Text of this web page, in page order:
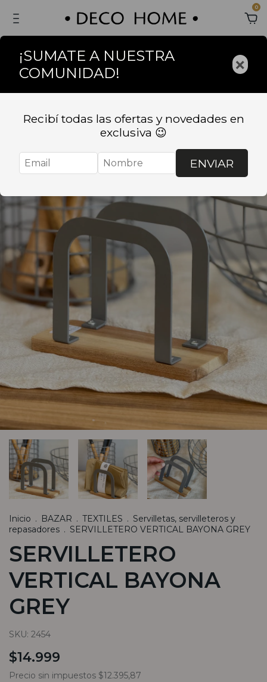
0
Inicio . BAZAR . TEXTILES . Servilletas, servilleteros y
repasadores . SERVILLETERO VERTICAL BAYONA GREY
SERVILLETERO
VERTICAL BAYONA
GREY
SKU: 2454
$14.999
Precio sin impuestos $12.395,87
¡SUMATE A NUESTRA
COMUNIDAD!
×
Recibí todas las ofertas y novedades en
exclusiva 😉
ENVIAR